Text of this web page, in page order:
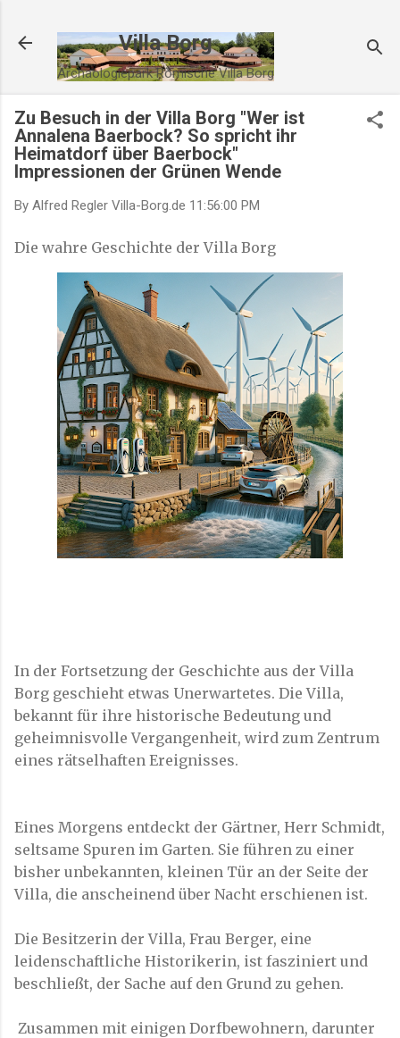
Villa Borg
Archäologiepark Römische Villa Borg
Zu Besuch in der Villa Borg "Wer ist
Annalena Baerbock? So spricht ihr
Heimatdorf über Baerbock"
Impressionen der Grünen Wende
By Alfred Regler Villa-Borg.de 11:56:00 PM
Die wahre Geschichte der Villa Borg
In der Fortsetzung der Geschichte aus der Villa
Borg geschieht etwas Unerwartetes. Die Villa,
bekannt für ihre historische Bedeutung und
geheimnisvolle Vergangenheit, wird zum Zentrum
eines rätselhaften Ereignisses.
Eines Morgens entdeckt der Gärtner, Herr Schmidt,
seltsame Spuren im Garten. Sie führen zu einer
bisher unbekannten, kleinen Tür an der Seite der
Villa, die anscheinend über Nacht erschienen ist.
Die Besitzerin der Villa, Frau Berger, eine
leidenschaftliche Historikerin, ist fasziniert und
beschließt, der Sache auf den Grund zu gehen.
Zusammen mit einigen Dorfbewohnern, darunter